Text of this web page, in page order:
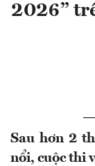
2026”
Sau hơn 2
nổi, cuộc thi